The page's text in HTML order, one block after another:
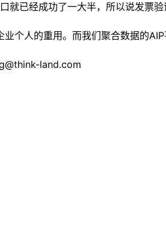
就已经成功了一大半，所以说发票
个人的重用。而我们聚合数据的
land.com